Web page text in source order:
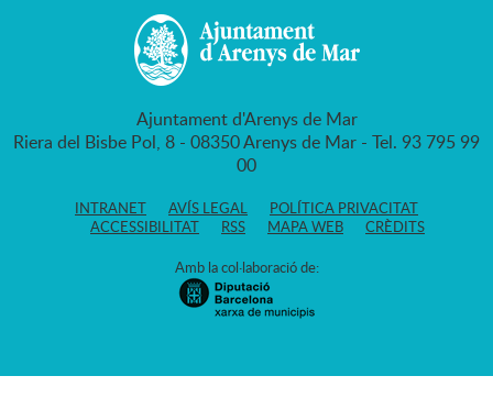
Ajuntament d'Arenys de Mar
Riera del Bisbe Pol, 8 - 08350 Arenys de Mar - Tel. 93 795 99
00
INTRANET AVÍS LEGAL
POLÍTICA PRIVACITAT
ACCESSIBILITAT
RSS MAPA WEB CRÈDITS
Amb la col·laboració de: